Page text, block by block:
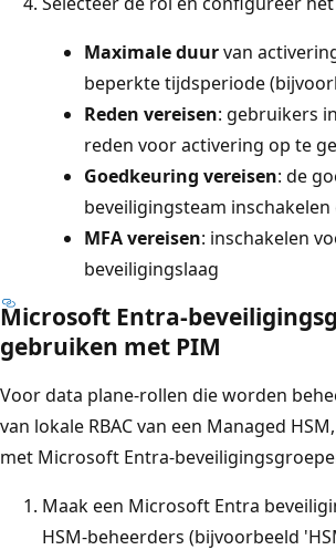
Maximale duurvan
beperkte tijdsperiode
Reden vereisen: gebruikers
reden voor activering op te
Goedkeuring vereisen: de
beveiligingsteam inschakelen
MFA vereisen: inschakelen
beveiligingslaag
Microsoft Entra-
gebruiken met PIM
Voor data plane-rollen die worden
van lokale RBAC van een Managed
met Microsoft Entra-
Maak een Microsoft Entra
HSM-beheerders (bijvoorbeeld